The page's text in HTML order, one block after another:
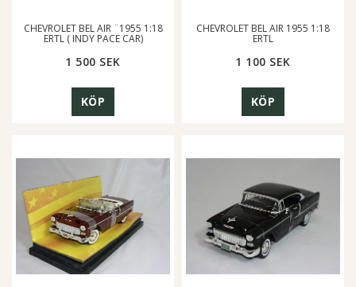
CHEVROLET BEL AIR ¨1955 1:18
ERTL ( INDY PACE CAR)
1 500 SEK
KÖP
CHEVROLET BEL AIR 1955 1:18
ERTL
1 100 SEK
KÖP